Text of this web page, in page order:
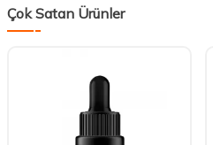
Çok Satan Ürünler